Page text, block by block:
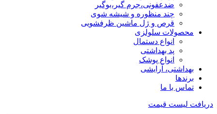
ضدعفونی،جرم گیر،بوگیر
چند منظوره و شیشه شوی
قرص و ژل ماشین ظرفشویی
محصولات سلولزی
انواع دستمال
پد بهداشتی
انواع پوشک
بهداشتی، آرایشی
برندها
تماس با ما
دریافت لیست قیمت